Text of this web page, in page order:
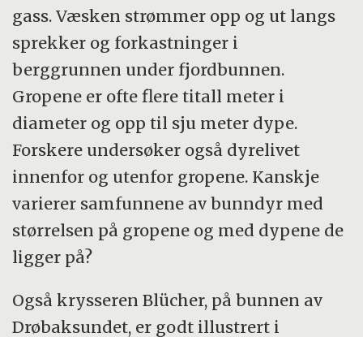
gass. Væsken strømmer opp og ut langs
sprekker og forkastninger i
berggrunnen under fjordbunnen.
Gropene er ofte flere titall meter i
diameter og opp til sju meter dype.
Forskere undersøker også dyrelivet
innenfor og utenfor gropene. Kanskje
varierer samfunnene av bunndyr med
størrelsen på gropene og med dypene de
ligger på?
Også krysseren Blücher, på bunnen av
Drøbaksundet, er godt illustrert i